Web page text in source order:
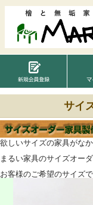
サイ
欲しいサイズの家具がな
まるい家具のサイズオー
お客様のご希望のサイズ